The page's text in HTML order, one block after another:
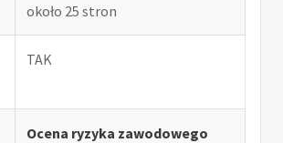
około 25 stron
TAK
Ocena ryzyka zawodowego